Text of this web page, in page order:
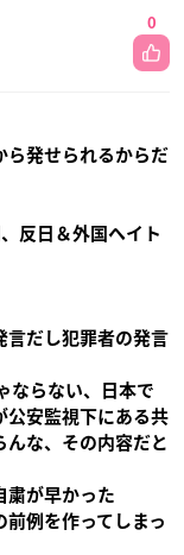
0
ら発せられるからだ
反日＆外国ヘイト
言だし犯罪者の発言
ならない、日本で
公安監視下にある共
んな、その内容だと
粛が早かった
例を作ってしまっ